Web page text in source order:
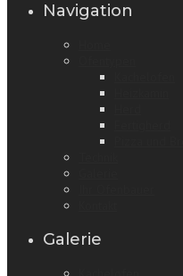
Navigation
Galerie